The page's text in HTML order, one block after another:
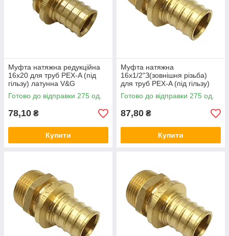
Муфта натяжна редукційна
16x20 для труб PEX-A (під
гільзу) латунна V&G
(VALOGIN)
Готово до відправки 275 од.
78,10 ₴
Купити
Муфта натяжна
16x1/2"З(зовнішня різьба)
для труб PEX-A (під гільзу)
латунна V&G (VALOGIN)
Готово до відправки 275 од.
87,80 ₴
Купити